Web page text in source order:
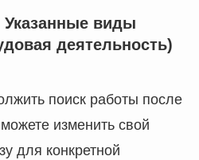
виды
деятельность)
поиск работы после
изменить свой
для конкретной